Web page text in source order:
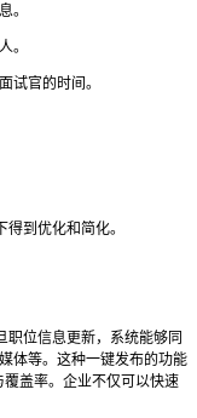
。
。
试官的时间。
到优化和简化。
位信息更新，系统能够同
体等。这种一键发布的功能
盖率。企业不仅可以快速